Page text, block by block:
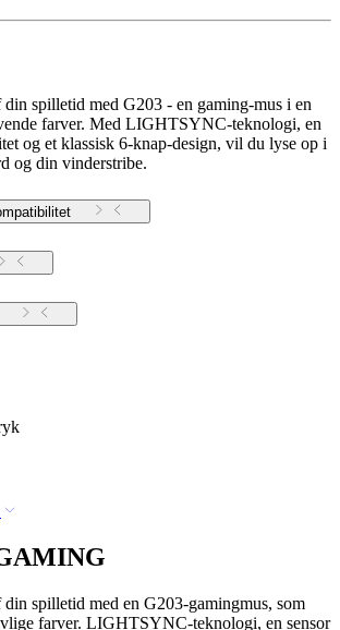
spilletid med G203 - en gaming-mus i en
farver. Med LIGHTSYNC-teknologi, en
og et klassisk 6-knap-design, vil du lyse op i
og din vinderstribe.
spilletid med en G203-gamingmus, som
farver. LIGHTSYNC-teknologi, en sensor